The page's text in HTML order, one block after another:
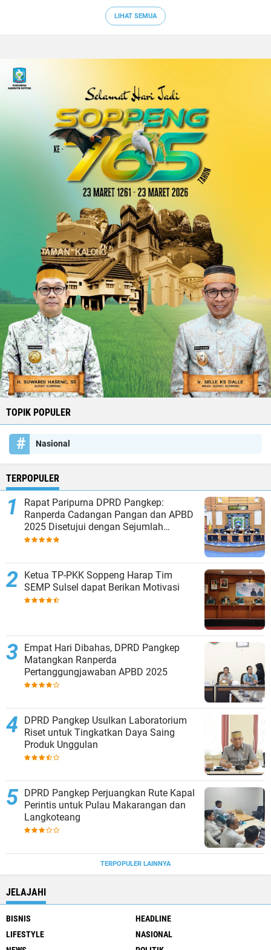
LIHAT SEMUA
TOPIK POPULER
Nasional
TERPOPULER
Rapat Paripurna DPRD Pangkep:
Ranperda Cadangan Pangan dan APBD
2025 Disetujui dengan Sejumlah
Catatan
Ketua TP-PKK Soppeng Harap Tim
SEMP Sulsel dapat Berikan Motivasi
Empat Hari Dibahas, DPRD Pangkep
Matangkan Ranperda
Pertanggungjawaban APBD 2025
DPRD Pangkep Usulkan Laboratorium
Riset untuk Tingkatkan Daya Saing
Produk Unggulan
DPRD Pangkep Perjuangkan Rute Kapal
Perintis untuk Pulau Makarangan dan
Langkoteang
TERPOPULER LAINNYA
JELAJAHI
BISNIS
HEADLINE
LIFESTYLE
NASIONAL